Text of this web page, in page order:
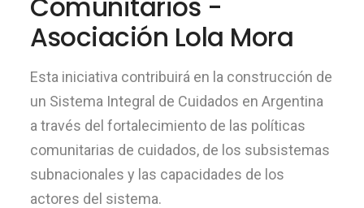
Asociación Lola Mora
Esta iniciativa contribuirá en la construcción de
un Sistema Integral de Cuidados en Argentina
a través del fortalecimiento de las políticas
comunitarias de cuidados, de los subsistemas
subnacionales y las capacidades de los
actores del sistema.